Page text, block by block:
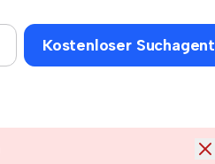
Kostenloser Suchagent